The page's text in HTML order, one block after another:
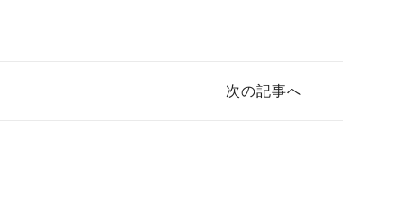
次の記事へ